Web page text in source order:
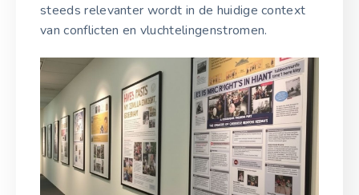
steeds relevanter wordt in de huidige context
van conflicten en vluchtelingenstromen.